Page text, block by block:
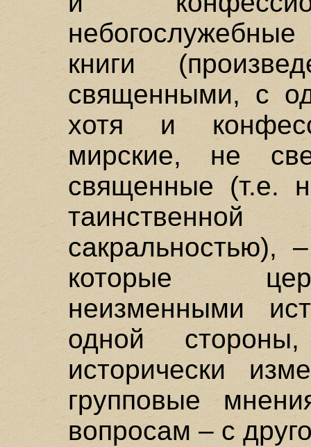
книги
священными, с
хотя и
мирские, не
священные (т.е.
сакральностью),
которые
неизменными
одной
исторически
групповые
вопросам – с